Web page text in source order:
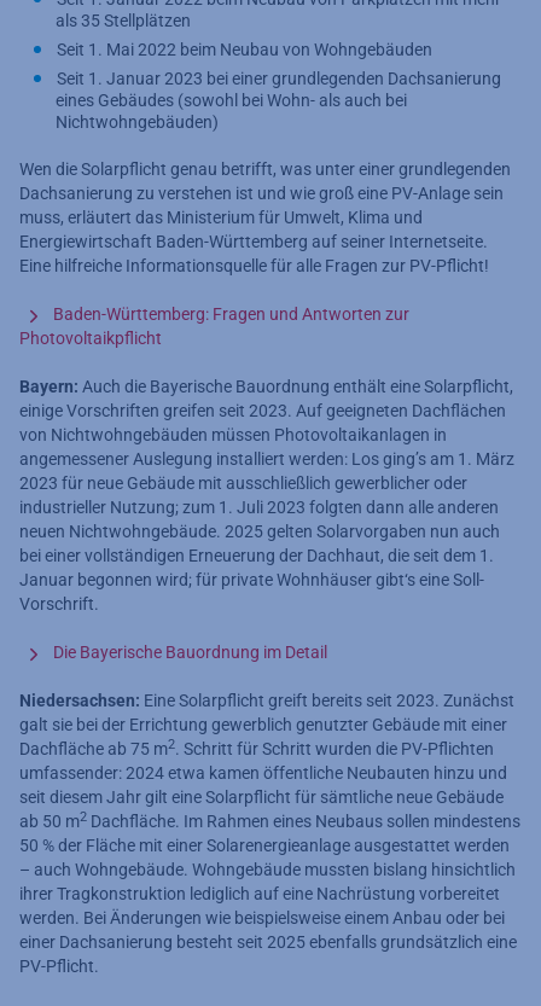
als 35 Stellplätzen
Seit 1. Mai 2022 beim Neubau von Wohngebäuden
Seit 1. Januar 2023 bei einer grundlegenden Dachsanierung
eines Gebäudes (sowohl bei Wohn- als auch bei
Nichtwohngebäuden)
Wen die Solarpflicht genau betrifft, was unter einer grundlegenden
Dachsanierung zu verstehen ist und wie groß eine PV-Anlage sein
muss, erläutert das Ministerium für Umwelt, Klima und
Energiewirtschaft Baden-Württemberg auf seiner Internetseite.
Eine hilfreiche Informationsquelle für alle Fragen zur PV-Pflicht!
Baden-Württemberg: Fragen und Antworten zur
Photovoltaikpflicht
Bayern: Auch die Bayerische Bauordnung enthält eine Solarpflicht,
einige Vorschriften greifen seit 2023. Auf geeigneten Dachflächen
von Nichtwohngebäuden müssen Photovoltaikanlagen in
angemessener Auslegung installiert werden: Los ging’s am 1. März
2023 für neue Gebäude mit ausschließlich gewerblicher oder
industrieller Nutzung; zum 1. Juli 2023 folgten dann alle anderen
neuen Nichtwohngebäude. 2025 gelten Solarvorgaben nun auch
bei einer vollständigen Erneuerung der Dachhaut, die seit dem 1.
Januar begonnen wird; für private Wohnhäuser gibt‘s eine Soll-
Vorschrift.
Die Bayerische Bauordnung im Detail
Niedersachsen: Eine Solarpflicht greift bereits seit 2023. Zunächst
galt sie bei der Errichtung gewerblich genutzter Gebäude mit einer
Dachfläche ab 75 m2. Schritt für Schritt wurden die PV-Pflichten
umfassender: 2024 etwa kamen öffentliche Neubauten hinzu und
seit diesem Jahr gilt eine Solarpflicht für sämtliche neue Gebäude
ab 50 m2 Dachfläche. Im Rahmen eines Neubaus sollen mindestens
50 % der Fläche mit einer Solarenergieanlage ausgestattet werden
– auch Wohngebäude. Wohngebäude mussten bislang hinsichtlich
ihrer Tragkonstruktion lediglich auf eine Nachrüstung vorbereitet
werden. Bei Änderungen wie beispielsweise einem Anbau oder bei
einer Dachsanierung besteht seit 2025 ebenfalls grundsätzlich eine
PV-Pflicht.